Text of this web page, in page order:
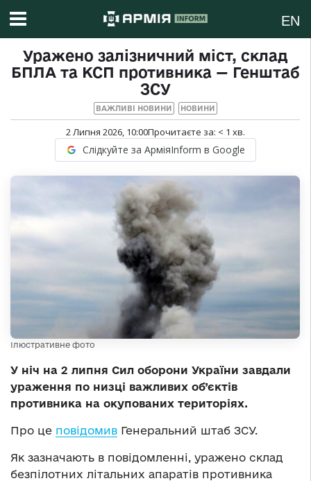
EN
Уражено залізничний міст, склад
БПЛА та КСП противника — Генштаб
ЗСУ
ВАЖЛИВІ НОВИНИ НОВИНИ
2 Липня 2026, 10:00Прочитаєте за: < 1 хв.
Слідкуйте за АрміяInform в Google
Ілюстративне фото
У ніч на 2 липня Сил оборони України завдали
ураження по низці важливих об’єктів
противника на окупованих територіях.
Про це повідомив Генеральний штаб ЗСУ.
Як зазначають в повідомленні, уражено склад
безпілотних літальних апаратів противника